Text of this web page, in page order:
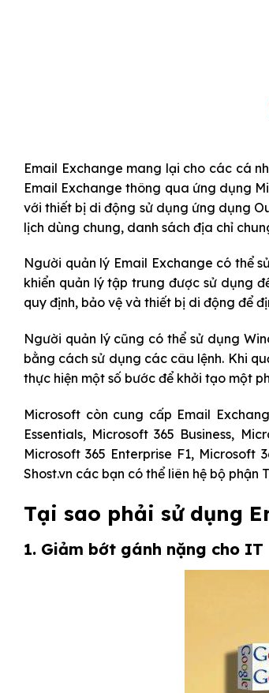
Email Exchange mang lại cho các cá
Email Exchange thông qua ứng dụng
với thiết bị di động sử dụng ứng dụng
lịch dùng chung, danh sách địa chỉ
Người quản lý Email Exchange có thể
khiển quản lý tập trung được sử dụng
quy định, bảo vệ và thiết bị di động để
Người quản lý cũng có thể sử dụng
bằng cách sử dụng các câu lệnh. Khi
thực hiện một số bước để khởi tạo một
Microsoft còn cung cấp Email
Essentials, Microsoft 365 Business, Mi
Microsoft 365 Enterprise F1, Microsoft
Shost.vn các bạn có thể liên hệ bộ phận
Tại sao phải sử dụng
1. Giảm bớt gánh nặng cho IT